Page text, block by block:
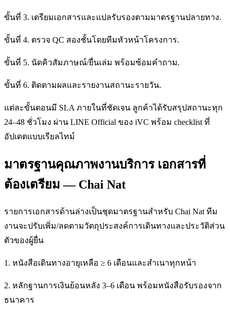
ขั้นที่ 3. เตรียมเอกสารและแปลรับรองตามมาตรฐานปลายทาง.
ขั้นที่ 4. ตรวจ QC สองชั้นโดยทีมหัวหน้าโครงการ.
ขั้นที่ 5. นัดคิวสัมภาษณ์/ยื่นเล่ม พร้อมซ้อมคำถาม.
ขั้นที่ 6. ติดตามผลและรายงานสถานะรายวัน.
แต่ละขั้นตอนมี SLA ภายในที่ชัดเจน ลูกค้าได้รับสรุปสถานะทุก
24–48 ชั่วโมง ผ่าน LINE Official ของ iVC พร้อม checklist ที่
อัปเดตแบบเรียลไทม์
มาตรฐานคุณภาพงานบริการ เอกสารที่
ต้องเตรียม — Chai Nat
รายการเอกสารด้านล่างเป็นชุดมาตรฐานสำหรับ Chai Nat ทีม
งานจะปรับเพิ่ม/ลดตามวัตถุประสงค์การเดินทางและประวัติส่วน
ตัวของผู้ยื่น
1. หนังสือเดินทางอายุเหลือ ≥ 6 เดือนและสำเนาทุกหน้า
2. หลักฐานการเงินย้อนหลัง 3–6 เดือน พร้อมหนังสือรับรองจาก
ธนาคาร